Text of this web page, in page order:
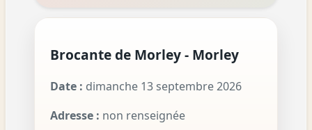
Brocante de Morley - Morley
Date : dimanche 13 septembre 2026
Adresse : non renseignée